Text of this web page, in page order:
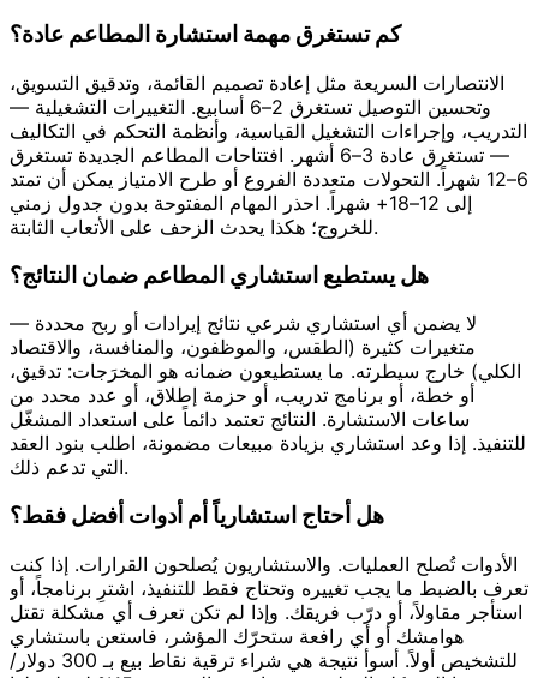
كم تستغرق مهمة استشارة المطاعم عادة؟
الانتصارات السريعة مثل إعادة تصميم القائمة، وتدقيق التسويق،
وتحسين التوصيل تستغرق 2–6 أسابيع. التغييرات التشغيلية —
التدريب، وإجراءات التشغيل القياسية، وأنظمة التحكم في التكاليف
— تستغرق عادة 3–6 أشهر. افتتاحات المطاعم الجديدة تستغرق
6–12 شهراً. التحولات متعددة الفروع أو طرح الامتياز يمكن أن تمتد
إلى 12–18+ شهراً. احذر المهام المفتوحة بدون جدول زمني
للخروج؛ هكذا يحدث الزحف على الأتعاب الثابتة.
هل يستطيع استشاري المطاعم ضمان النتائج؟
لا يضمن أي استشاري شرعي نتائج إيرادات أو ربح محددة —
متغيرات كثيرة (الطقس، والموظفون، والمنافسة، والاقتصاد
الكلي) خارج سيطرته. ما يستطيعون ضمانه هو المخرَجات: تدقيق،
أو خطة، أو برنامج تدريب، أو حزمة إطلاق، أو عدد محدد من
ساعات الاستشارة. النتائج تعتمد دائماً على استعداد المشغّل
للتنفيذ. إذا وعد استشاري بزيادة مبيعات مضمونة، اطلب بنود العقد
التي تدعم ذلك.
هل أحتاج استشارياً أم أدوات أفضل فقط؟
الأدوات تُصلح العمليات. والاستشاريون يُصلحون القرارات. إذا كنت
تعرف بالضبط ما يجب تغييره وتحتاج فقط للتنفيذ، اشترِ برنامجاً، أو
استأجر مقاولاً، أو درّب فريقك. وإذا لم تكن تعرف أي مشكلة تقتل
هوامشك أو أي رافعة ستحرّك المؤشر، فاستعن باستشاري
للتشخيص أولاً. أسوأ نتيجة هي شراء ترقية نقاط بيع بـ 300 دولار/